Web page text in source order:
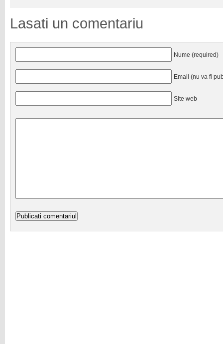
Lasati un comentariu
Nume (required)
Email (nu va fi
Site web